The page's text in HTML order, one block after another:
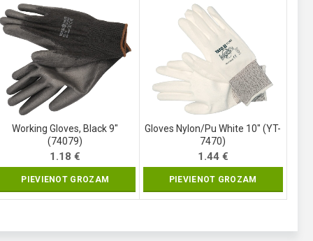
Working Gloves, Black 9″
(74079)
1.18€
PIEVIENOT GROZAM
Gloves Nylon/Pu White 10″ (YT-
7470)
1.44 €
PIEVIENOT GROZAM